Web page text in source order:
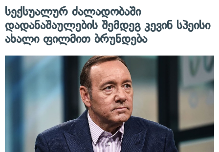
სექსუალურ ძალადობაში
დადანაშაულების შემდეგ კევინ სპეისი
ახალი ფილმით ბრუნდება